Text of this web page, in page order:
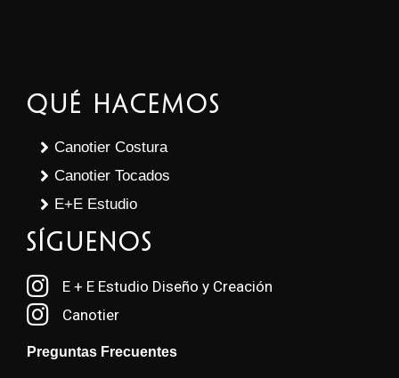
Qué Hacemos
Canotier Costura
Canotier Tocados
E+E Estudio
SÍGUENOS
E + E Estudio Diseño y Creación
Canotier
Preguntas Frecuentes